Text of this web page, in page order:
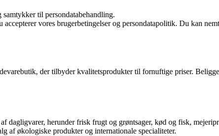
til persondatabehandling.
vores brugerbetingelser og persondatapolitik. Du kan
der tilbyder kvalitetsprodukter til fornuftige priser.
dagligvarer, herunder frisk frugt og grøntsager, kød og fisk,
af økologiske produkter og internationale specialiteter.